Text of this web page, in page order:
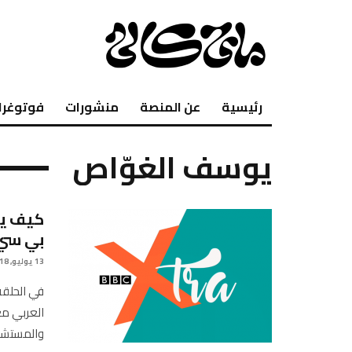
رئيسية عن المنصة منشورات
يوسف الغوّاص
كيف
بي
13 يوليو, 2018
العربي